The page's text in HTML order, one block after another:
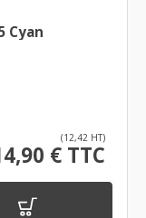
Cyan
(12,42 HT)
€ TTC